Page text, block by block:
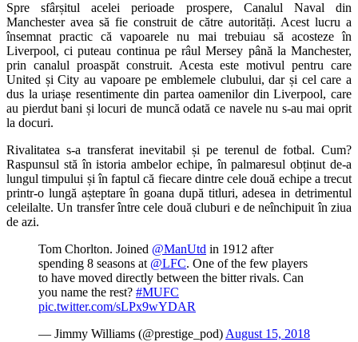
Spre sfârșitul acelei perioade prospere, Canalul Naval din
Manchester avea să fie construit de către autorități. Acest lucru a
însemnat practic că vapoarele nu mai trebuiau să acosteze în
Liverpool, ci puteau continua pe râul Mersey până la Manchester,
prin canalul proaspăt construit. Acesta este motivul pentru care
United și City au vapoare pe emblemele clubului, dar și cel care a
dus la uriașe resentimente din partea oamenilor din Liverpool, care
au pierdut bani și locuri de muncă odată ce navele nu s-au mai oprit
la docuri.
Rivalitatea s-a transferat inevitabil și pe terenul de fotbal. Cum?
Raspunsul stă în istoria ambelor echipe, în palmaresul obținut de-a
lungul timpului și în faptul că fiecare dintre cele două echipe a trecut
printr-o lungă așteptare în goana după titluri, adesea in detrimentul
celeilalte. Un transfer între cele două cluburi e de neînchipuit în ziua
de azi.
Tom Chorlton. Joined @ManUtd in 1912 after
spending 8 seasons at @LFC. One of the few players
to have moved directly between the bitter rivals. Can
you name the rest? #MUFC
pic.twitter.com/sLPx9wYDAR
— Jimmy Williams (@prestige_pod) August 15, 2018